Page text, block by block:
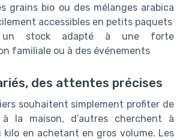
grains bio ou des mélanges arabica
accessibles en petits paquets
un stock adapté à une forte
familiale ou à des événements
des attentes précises
souhaitent simplement profiter de
la maison, d’autres cherchent à
kilo en achetant en gros volume. Les